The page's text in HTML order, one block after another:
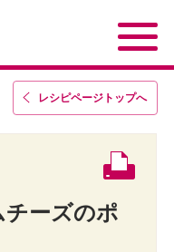
レシピページトップへ
ーズのポ